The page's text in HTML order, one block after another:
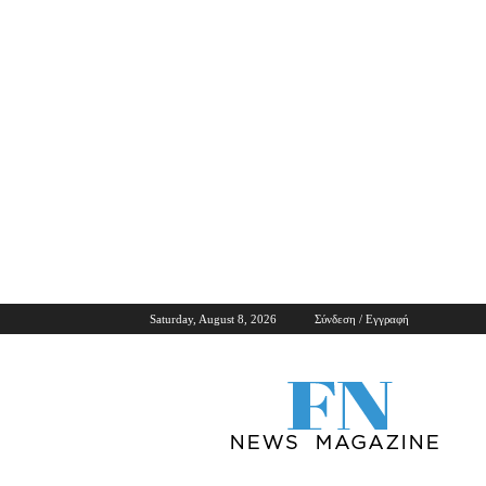
Saturday, August 8, 2026 Σύνδεση / Εγγραφή